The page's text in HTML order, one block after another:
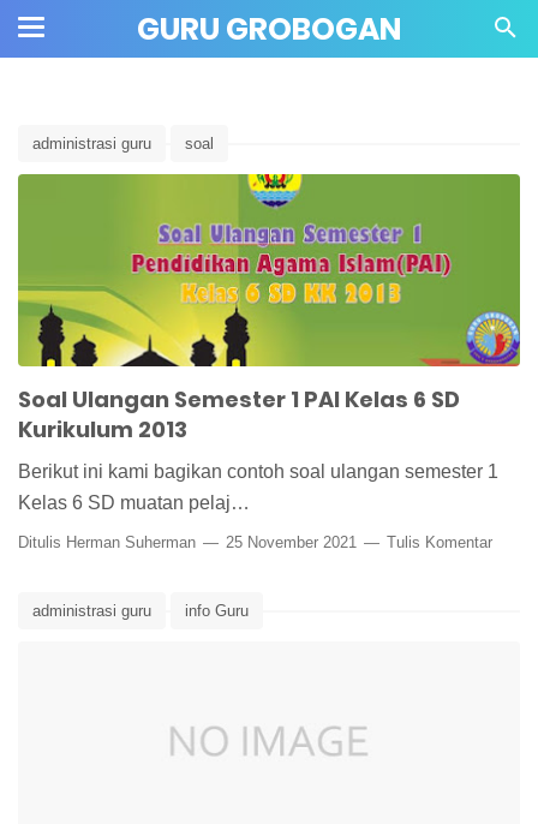
GURU GROBOGAN
administrasi guru soal
Soal Ulangan Semester 1 PAI Kelas 6 SD
Kurikulum 2013
Berikut ini kami bagikan contoh soal ulangan semester 1
Kelas 6 SD muatan pelaj…
Ditulis Herman Suherman 25 November 2021 Tulis Komentar
administrasi guru info Guru